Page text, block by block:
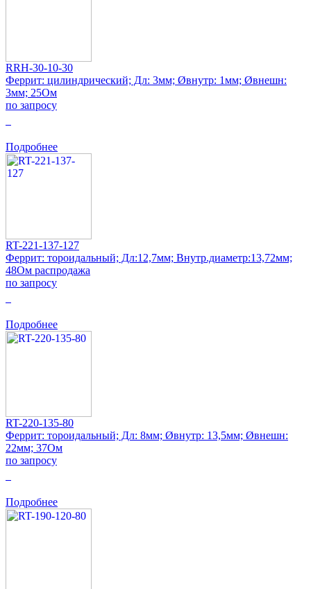
RRH-30-10-30
Феррит: цилиндрический; Дл: 3мм; Øвнутр: 1мм; Øвнешн:
3мм; 25Ом
по запросу
Подробнее
RT-221-137-127
Феррит: тороидальный; Дл:12,7мм; Внутр.диаметр:13,72мм;
48Ом распродажа
по запросу
Подробнее
RT-220-135-80
Феррит: тороидальный; Дл: 8мм; Øвнутр: 13,5мм; Øвнешн:
22мм; 37Ом
по запросу
Подробнее